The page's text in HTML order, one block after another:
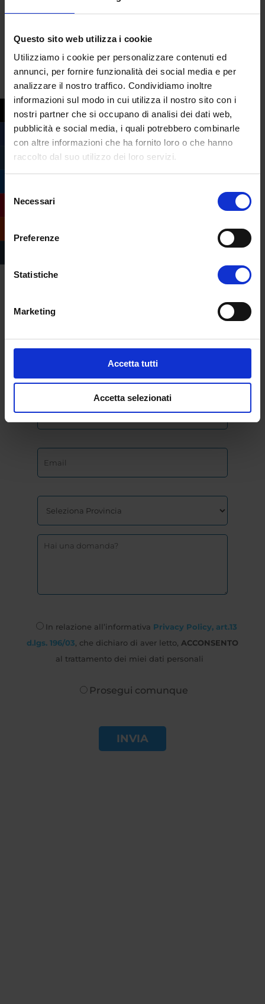
Questo sito web utilizza i cookie
Utilizziamo i cookie per personalizzare contenuti ed
annunci, per fornire funzionalità dei social media e per
analizzare il nostro traffico. Condividiamo inoltre
informazioni sul modo in cui utilizza il nostro sito con i
nostri partner che si occupano di analisi dei dati web,
pubblicità e social media, i quali potrebbero combinarle
con altre informazioni che ha fornito loro o che hanno
raccolto dal suo utilizzo dei loro servizi.
delNecessari
Preferenze
Statistiche
Marketing
Accetta tutti
Accetta selezionati
richiedi informazioni
In relazione all’informativa Privacy Policy, art.13
d.lgs. 196/03 , che dichiaro di aver letto, ACCONSENTO
al trattamento dei miei dati personali
Prosegui comunque